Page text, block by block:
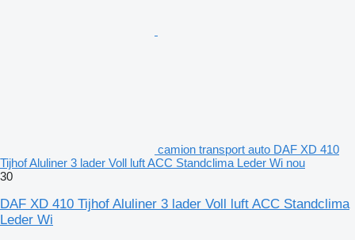
camion transport auto DAF XD 410
Tijhof Aluliner 3 lader Voll luft ACC Standclima Leder Wi nou
30
DAF XD 410 Tijhof Aluliner 3 lader Voll luft ACC Standclima
Leder Wi